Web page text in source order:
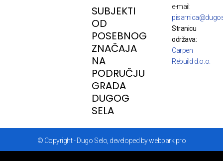
SUBJEKTI
OD
POSEBNOG
ZNAČAJA
NA
PODRUČJU
GRADA
DUGOG
SELA
e-mail:
Stranicu
održava:
Carpen
Rebuild d.o.o.
© Copyright - Dugo Selo, developed by webpark.pro